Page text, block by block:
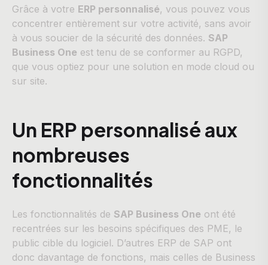
Grâce à votre ERP personnalisé, vous pouvez vous
concentrer entièrement sur votre activité, sans avoir
à vous soucier de la sécurité des données. SAP
Business One est tenu de se conformer au RGPD,
que vous optiez pour une solution en mode cloud ou
sur site.
Un ERP personnalisé aux
nombreuses
fonctionnalités
Les fonctionnalités de SAP Business One ont été
recentrées sur les besoins spécifiques des PME, le
public cible du logiciel. D’autres ERP de SAP ont
donc davantage de fonctions, mais celles de Business